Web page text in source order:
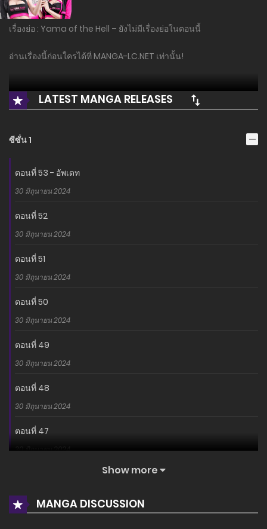
เรื่องย่อ : Yama of the Hell – ยังไม่มีเรื่องย่อในตอนนี้
อ่านเรื่องนี้ก่อนใครได้ที่ MANGA-LC.NET เท่านั้น!
LATEST MANGA RELEASES
ซีซั่น 1
ตอนที่ 53 - อัพเดท
30 มิถุนายน 2024
ตอนที่ 52
30 มิถุนายน 2024
ตอนที่ 51
30 มิถุนายน 2024
ตอนที่ 50
30 มิถุนายน 2024
ตอนที่ 49
30 มิถุนายน 2024
ตอนที่ 48
30 มิถุนายน 2024
ตอนที่ 47
30 มิถุนายน 2024
ตอนที่ 45
Show more
MANGA DISCUSSION